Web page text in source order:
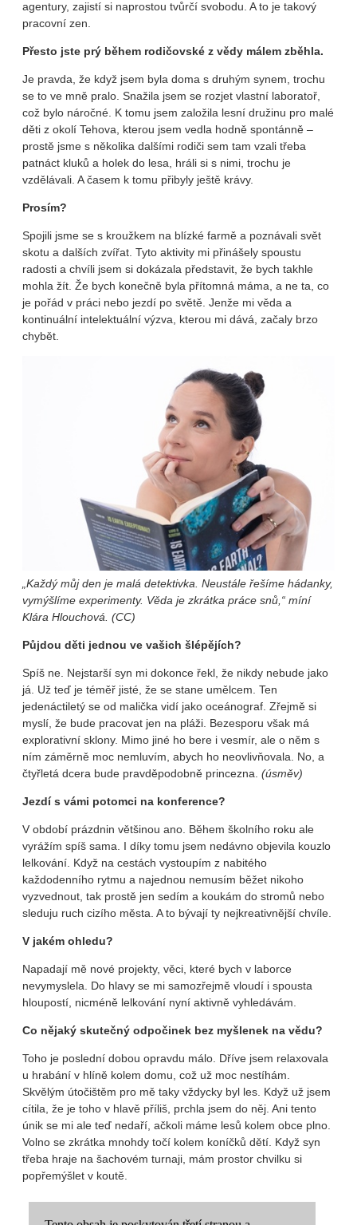
agentury, zajistí si naprostou tvůrčí svobodu. A to je takový
pracovní zen.
Přesto jste prý během rodičovské z vědy málem zběhla.
Je pravda, že když jsem byla doma s druhým synem, trochu
se to ve mně pralo. Snažila jsem se rozjet vlastní laboratoř,
což bylo náročné. K tomu jsem založila lesní družinu pro malé
děti z okolí Tehova, kterou jsem vedla hodně spontánně –
prostě jsme s několika dalšími rodiči sem tam vzali třeba
patnáct kluků a holek do lesa, hráli si s nimi, trochu je
vzdělávali. A časem k tomu přibyly ještě krávy.
Prosím?
Spojili jsme se s kroužkem na blízké farmě a poznávali svět
skotu a dalších zvířat. Tyto aktivity mi přinášely spoustu
radosti a chvíli jsem si dokázala představit, že bych takhle
mohla žít. Že bych konečně byla přítomná máma, a ne ta, co
je pořád v práci nebo jezdí po světě. Jenže mi věda a
kontinuální intelektuální výzva, kterou mi dává, začaly brzo
chybět.
„Každý můj den je malá detektivka. Neustále řešíme hádanky,
vymýšlíme experimenty. Věda je zkrátka práce snů,“ míní
Klára Hlouchová. (CC)
Půjdou děti jednou ve vašich šlépějích?
Spíš ne. Nejstarší syn mi dokonce řekl, že nikdy nebude jako
já. Už teď je téměř jisté, že se stane umělcem. Ten
jedenáctiletý se od malička vidí jako oceánograf. Zřejmě si
myslí, že bude pracovat jen na pláži. Bezesporu však má
explorativní sklony. Mimo jiné ho bere i vesmír, ale o něm s
ním záměrně moc nemluvím, abych ho neovlivňovala. No, a
čtyřletá dcera bude pravděpodobně princezna. (úsměv)
Jezdí s vámi potomci na konference?
V období prázdnin většinou ano. Během školního roku ale
vyrážím spíš sama. I díky tomu jsem nedávno objevila kouzlo
lelkování. Když na cestách vystoupím z nabitého
každodenního rytmu a najednou nemusím běžet nikoho
vyzvednout, tak prostě jen sedím a koukám do stromů nebo
sleduju ruch cizího města. A to bývají ty nejkreativnější chvíle.
V jakém ohledu?
Napadají mě nové projekty, věci, které bych v laborce
nevymyslela. Do hlavy se mi samozřejmě vloudí i spousta
hloupostí, nicméně lelkování nyní aktivně vyhledávám.
Co nějaký skutečný odpočinek bez myšlenek na vědu?
Toho je poslední dobou opravdu málo. Dříve jsem relaxovala
u hrabání v hlíně kolem domu, což už moc nestíhám.
Skvělým útočištěm pro mě taky vždycky byl les. Když už jsem
cítila, že je toho v hlavě příliš, prchla jsem do něj. Ani tento
únik se mi ale teď nedaří, ačkoli máme lesů kolem obce plno.
Volno se zkrátka mnohdy točí kolem koníčků dětí. Když syn
třeba hraje na šachovém turnaji, mám prostor chvilku si
popřemýšlet v koutě.